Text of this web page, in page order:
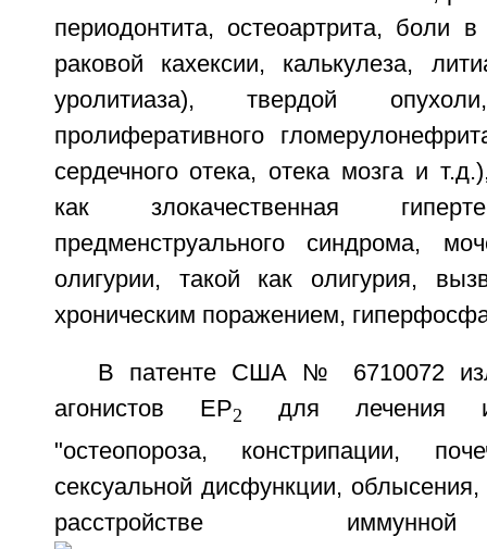
периодонтита, остеоартрита, боли в
раковой кахексии, калькулеза,
уролитиаза), твердой
пролиферативного
сердечного отека, отека мозга и
как злокачественная
предменструального синдрома,
олигурии, такой как олигурия,
хроническим поражением,
В патенте США № 6710072
агонистов ЕР2
для лечения
"остеопороза, констрипации,
сексуальной дисфункции,
расстройстве